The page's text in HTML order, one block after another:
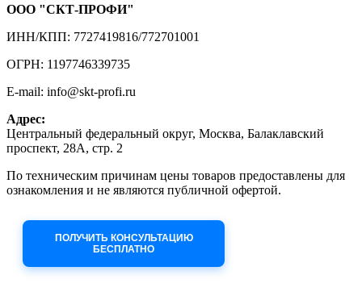
ООО "СКТ-ПРОФИ"
ИНН/КПП: 7727419816/772701001
ОГРН: 1197746339735
E-mail: info@skt-profi.ru
Адрес:
Центральный федеральный округ, Москва, Балаклавский
проспект, 28А, стр. 2
По техническим причинам цены товаров предоставлены для
ознакомления и не являются публичной офертой.
ПОЛУЧИТЬ КОНСУЛЬТАЦИЮ
БЕСПЛАТНО